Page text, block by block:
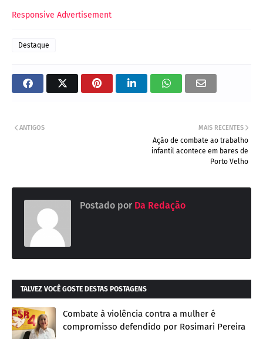
Responsive Advertisement
Destaque
MAIS RECENTES
Ação de combate ao trabalho
infantil acontece em bares de
Porto Velho
ANTIGOS
Postado por Da Redação
TALVEZ VOCÊ GOSTE DESTAS POSTAGENS
Combate à violência contra a mulher é
compromisso defendido por Rosimari Pereira